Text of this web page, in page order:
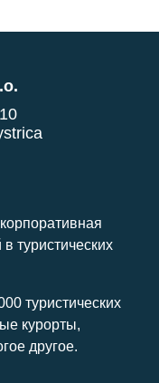
туристических
туристических
курорты,
другое.